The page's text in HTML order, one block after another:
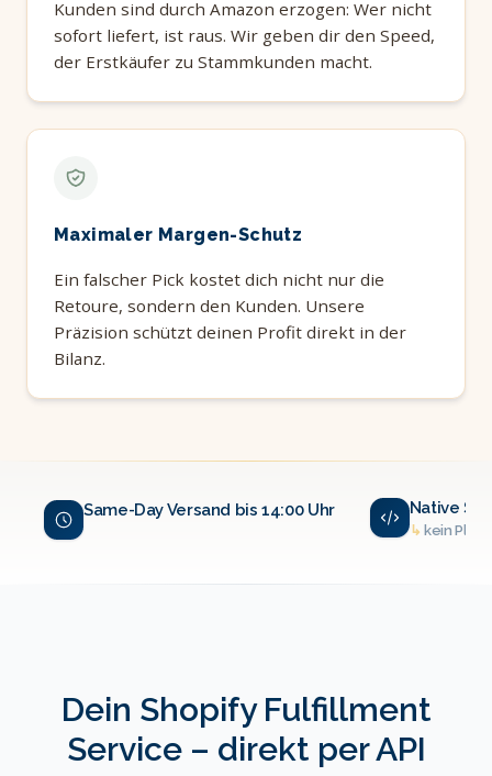
Kunden sind durch Amazon erzogen: Wer nicht
sofort liefert, ist raus. Wir geben dir den Speed,
der Erstkäufer zu Stammkunden macht.
Maximaler Margen-Schutz
Ein falscher Pick kostet dich nicht nur die
Retoure, sondern den Kunden. Unsere
Präzision schützt deinen Profit direkt in der
Bilanz.
Same-Day Versand bis 14:00 Uhr Native
↳ kein
Dein Shopify Fulfillment
Service – direkt per API